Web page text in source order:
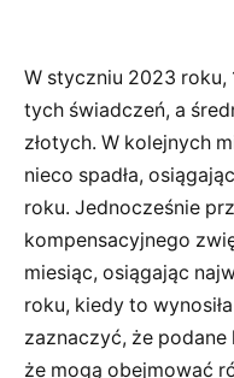
W styczniu 2023 roku,
tych świadczeń, a
złotych. W kolejnych
nieco spadła,
roku. Jednocześnie
kompensacyjnego
miesiąc, osiągając
roku, kiedy to
zaznaczyć, że
że mogą obejmować